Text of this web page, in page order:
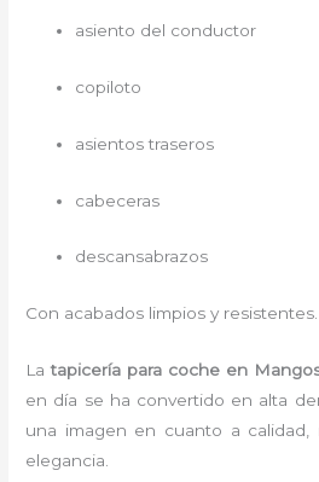
asiento del conductor
copiloto
asientos traseros
cabeceras
descansabrazos
Con acabados limpios y resistentes.
La tapicería para cocheen
en día se ha convertido en alta
una imagen en cuanto a calidad,
elegancia.